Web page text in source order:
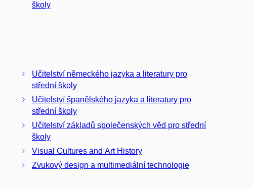
školy
Učitelství německého jazyka a literatury pro
střední školy
Učitelství španělského jazyka a literatury pro
střední školy
Učitelství základů společenských věd pro střední
školy
Visual Cultures and Art History
Zvukový design a multimediální technologie